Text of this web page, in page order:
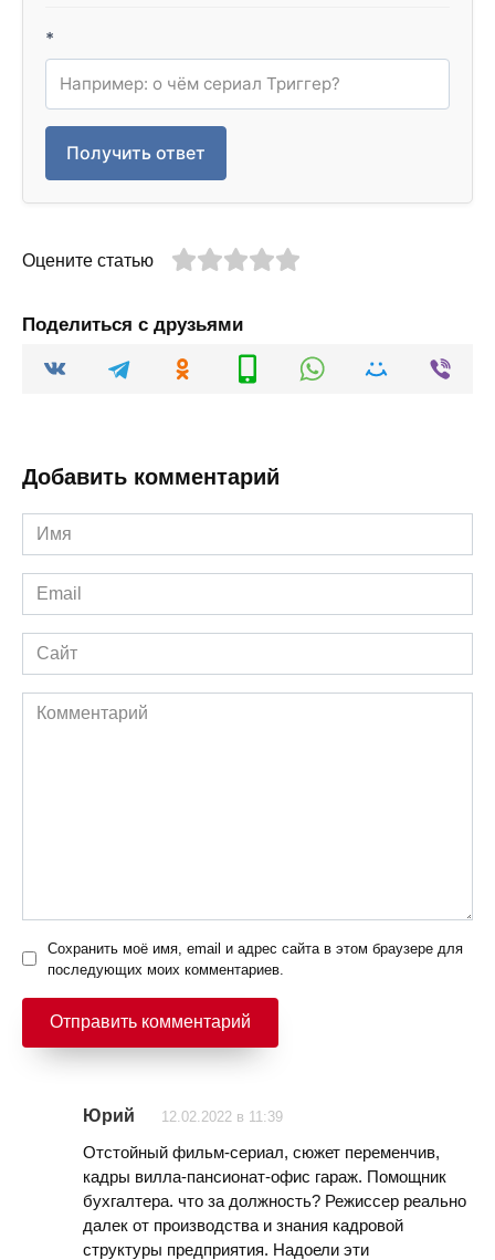
*
Получить ответ
Оцените статью
Поделиться с друзьями
Добавить комментарий
Имя
*
Email
*
Сайт
Комментарий
Сохранить моё имя, email и адрес сайта в этом браузере для
последующих моих комментариев.
Юрий 12.02.2022 в 11:39
Отстойный фильм-сериал, сюжет переменчив,
кадры вилла-пансионат-офис гараж. Помощник
бухгалтера. что за должность? Режиссер реально
далек от производства и знания кадровой
структуры предприятия. Надоели эти